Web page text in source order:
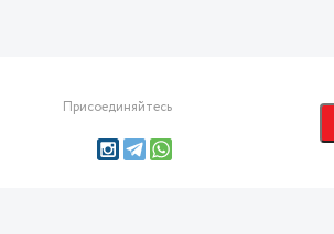
Присоединяйтесь